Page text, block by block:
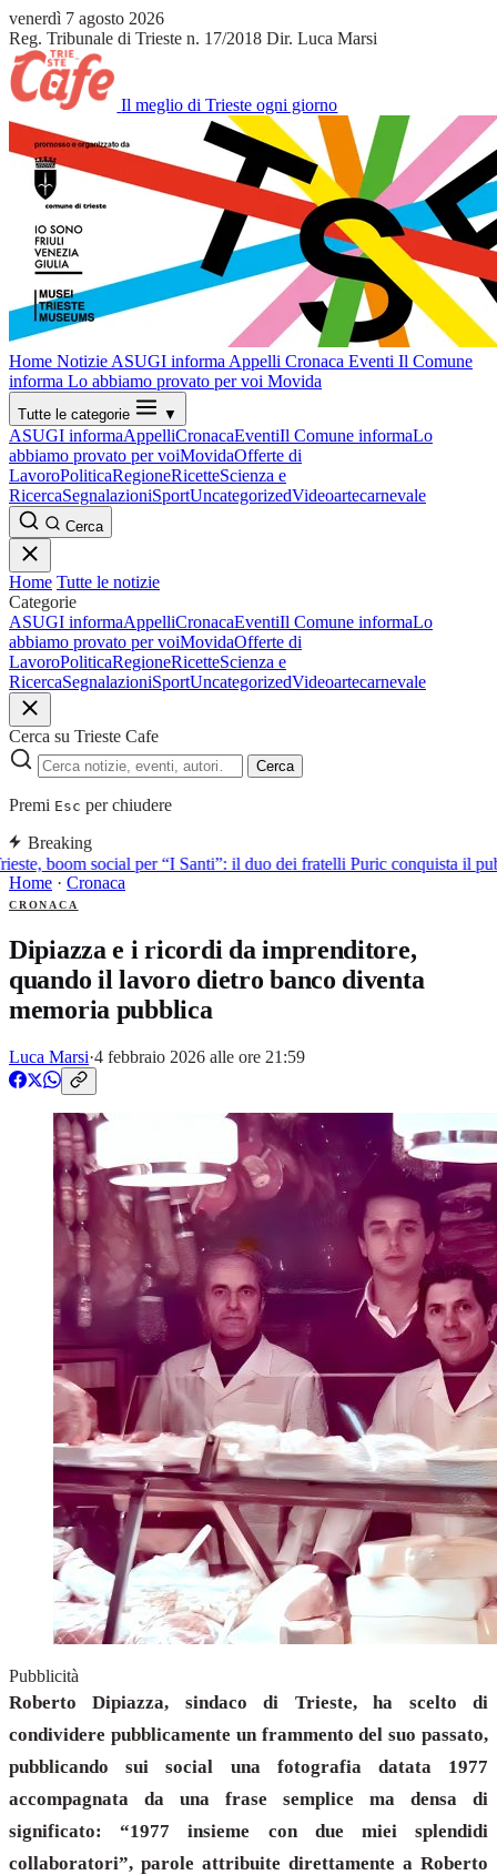
venerdì 7 agosto 2026
Reg. Tribunale di Trieste n. 17/2018 Dir. Luca Marsi
Il meglio di Trieste ogni giorno
Home Notizie ASUGI informa Appelli Cronaca Eventi Il Comune
informa Lo abbiamo provato per voi Movida
Tutte le categorie ▼
ASUGI informaAppelliCronacaEventiIl Comune informaLo
abbiamo provato per voiMovidaOfferte di
LavoroPoliticaRegioneRicetteScienza e
RicercaSegnalazioniSportUncategorizedVideoartecarnevale
Cerca
Home Tutte le notizie
Categorie
ASUGI informaAppelliCronacaEventiIl Comune informaLo
abbiamo provato per voiMovidaOfferte di
LavoroPoliticaRegioneRicetteScienza e
RicercaSegnalazioniSportUncategorizedVideoartecarnevale
Cerca su Trieste Cafe
Cerca
Premi Esc per chiudere
Breaking
boom social per “I Santi”: il duo dei fratelli Puric conquista il
Home · Cronaca
CRONACA
Dipiazza e i ricordi da imprenditore,
quando il lavoro dietro banco diventa
memoria pubblica
Luca Marsi·4 febbraio 2026 alle ore 21:59
Pubblicità
Roberto Dipiazza, sindaco di Trieste, ha scelto di
condividere pubblicamente un frammento del suo passato,
pubblicando sui social una fotografia datata 1977
accompagnata da una frase semplice ma densa di
significato: “1977 insieme con due miei splendidi
collaboratori”, parole attribuite direttamente a Roberto